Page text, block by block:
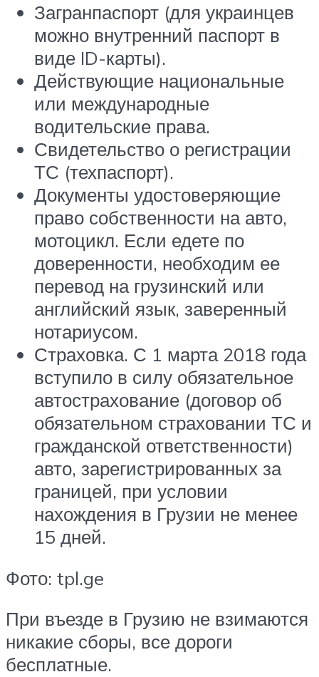
Загранпаспорт (для украинцев
можно внутренний паспорт в
виде ID-карты).
Действующие национальные
или международные
водительские права.
Свидетельство о регистрации
ТС (техпаспорт).
Документы удостоверяющие
право собственности на авто,
мотоцикл. Если едете по
доверенности, необходим ее
перевод на грузинский или
английский язык, заверенный
нотариусом.
Страховка. С 1 марта 2018 года
вступило в силу обязательное
автострахование (договор об
обязательном страховании ТС и
гражданской ответственности)
авто, зарегистрированных за
границей, при условии
нахождения в Грузии не менее
15 дней.
Фото: tpl.ge
При въезде в Грузию не взимаются
никакие сборы, все дороги
бесплатные.